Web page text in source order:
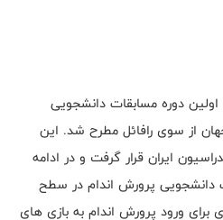
اولین دوره مسابقات دانشجویی
از سوی رافائل مطرح شد. این
ایران قرار گرفت و در ادامه
دانشجویی پرورش اندام در سطح
ورود پرورش اندام به بازی های